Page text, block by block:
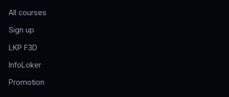
All courses
Sign up
LKP F3D
InfoLoker
Promotion